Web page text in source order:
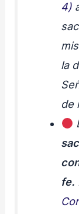
4)
la
de
fe.